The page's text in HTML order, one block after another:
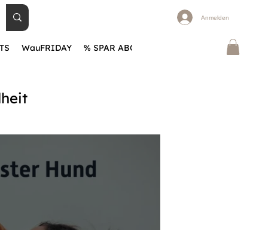
Anmelden
WauFRIDAY % SPAR ABOS Warum